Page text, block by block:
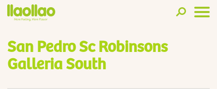
San Pedro Sc Robinsons
Galleria South